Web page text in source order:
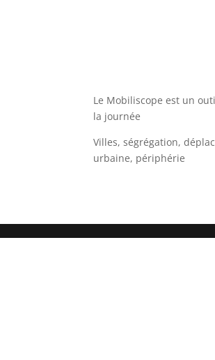
Le Mobiliscope est un
la journée
Villes, ségrégation,
urbaine, périphérie